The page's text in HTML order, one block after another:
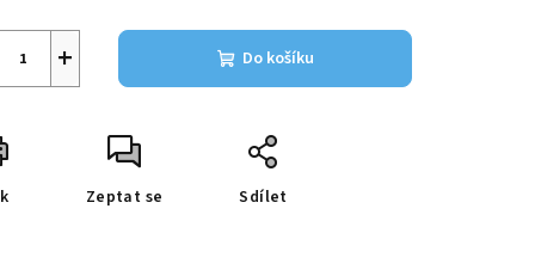
+ Do košíku
Zeptat se Sdílet